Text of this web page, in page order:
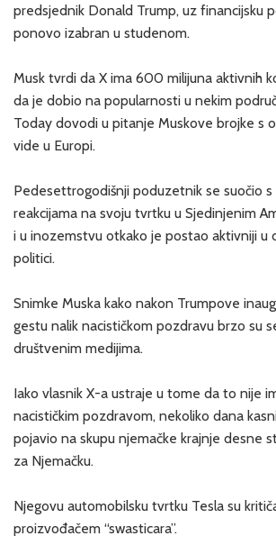
predsjednik Donald Trump, uz financijsku
ponovo izabran u studenom.
Musk tvrdi da X ima 600 milijuna aktivnih
da je dobio na popularnosti u nekim
Today dovodi u pitanje Muskove brojke s
vide u Europi.
Pedesettrogodišnji poduzetnik se suočio
reakcijama na svoju tvrtku u Sjedinjenim
i u inozemstvu otkako je postao aktivniji u
politici.
Snimke Muska kako nakon Trumpove
gestu nalik nacističkom pozdravu brzo su
društvenim medijima.
Iako vlasnik X-a ustraje u tome da to nije
nacističkim pozdravom, nekoliko dana
pojavio na skupu njemačke krajnje desne
za Njemačku.
Njegovu automobilsku tvrtku Tesla su
proizvođačem “swasticara”.